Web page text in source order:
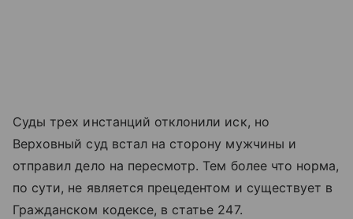
Суды трех инстанций отклонили иск, но
Верховный суд встал на сторону мужчины и
отправил дело на пересмотр. Тем более что норма,
по сути, не является прецедентом и существует в
Гражданском кодексе, в статье 247.